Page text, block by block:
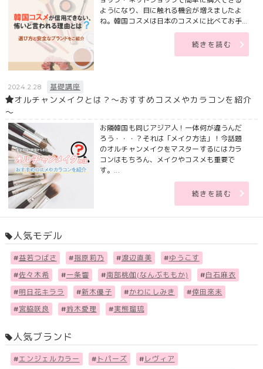
ようになり、目に触れる機会が増えましたよ
ね。韓国コスメは日本のコスメに比べてお手...
続きを読む
2024.2.28 基礎講座
オルチャンメイクとは？～おすすめコスメやカラコンを紹介
～
お隣韓国も同じアジア人！一体何が違うんだ
ろう・・・？それは「メイク方法」！今話題
のオルチャンメイクをマスターするにはカラ
コンはもちろん、メイクやコスメも重要で
す。...
続きを読む
人気モデル
#益若つばさ #指原莉乃 #渡辺直美 #ゆうこす
#佐々木希 #一条響 #南部桃伽(なんぶももか) #白石麻衣
#明日花キララ #新木優子 #かわにしみき #倖田來未
#宮脇咲良 #鈴木愛理 #実熊瑠琉
人気ブランド
#エンジェルカラー # トパーズ # レヴィア